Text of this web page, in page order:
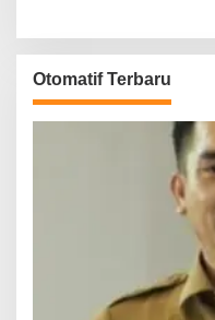
Otomatif Terbaru